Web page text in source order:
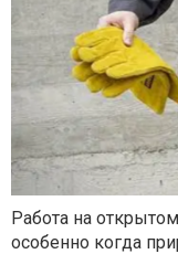
Работа на
особенно когда